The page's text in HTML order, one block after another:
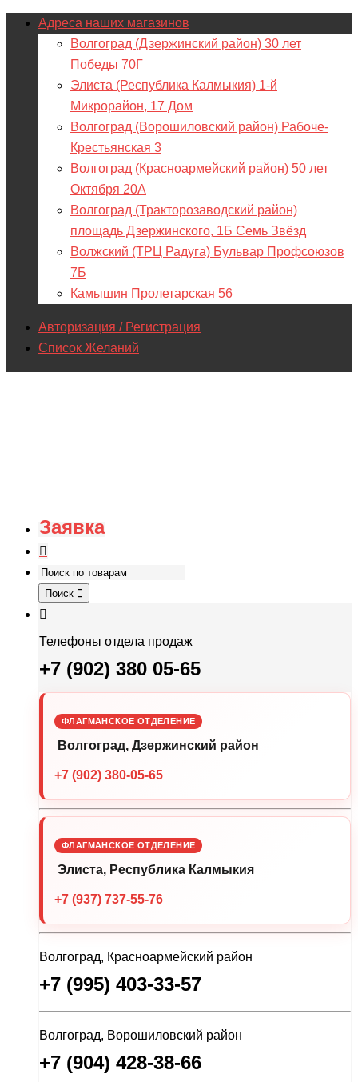
Адреса наших магазинов
Волгоград (Дзержинский район) 30 лет
Победы 70Г
Элиста (Республика Калмыкия) 1-й
Микрорайон, 17 Дом
Волгоград (Ворошиловский район) Рабоче-
Крестьянская 3
Волгоград (Красноармейский район) 50 лет
Октября 20А
Волгоград (Тракторозаводский район)
площадь Дзержинского, 1Б Семь Звёзд
Волжский (ТРЦ Радуга) Бульвар Профсоюзов
7Б
Камышин Пролетарская 56
Авторизация / Регистрация
Список Желаний
Заявка
Поиск
Телефоны отдела продаж
+7 (902) 380 05-65
ФЛАГМАНСКОЕ ОТДЕЛЕНИЕ
Волгоград, Дзержинский район
+7 (902) 380-05-65
ФЛАГМАНСКОЕ ОТДЕЛЕНИЕ
Элиста, Республика Калмыкия
+7 (937) 737-55-76
Волгоград, Красноармейский район
+7 (995) 403-33-57
Волгоград, Ворошиловский район
+7 (904) 428-38-66